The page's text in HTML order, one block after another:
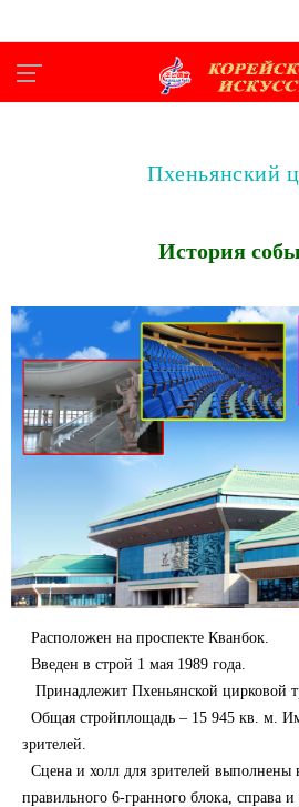
Пхеньянский
История
Расположен на проспекте Кванбок.
Введен в строй 1 мая 1989 года.
Принадлежит Пхеньянской цирковой
Общая стройплощадь – 15 945 кв. м.
зрителей.
Сцена и холл для зрителей выполнены
правильного 6-гранного блока, справа